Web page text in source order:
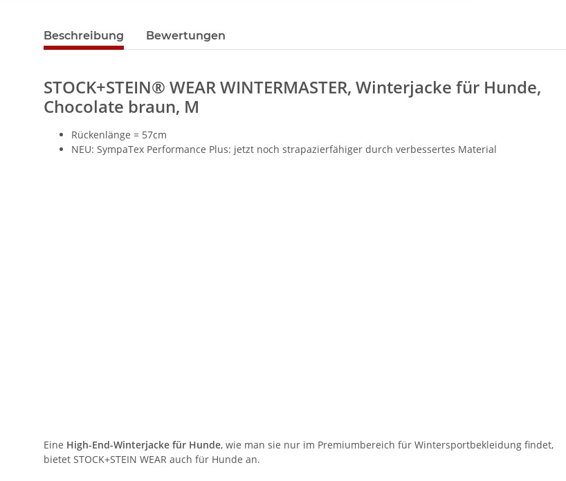
Beschreibung Bewertungen
STOCK+STEIN® WEAR WINTERMASTER, Winterjacke für Hunde,
Chocolate braun, M
Rückenlänge = 57cm
NEU: SympaTex Performance Plus: jetzt noch strapazierfähiger durch verbessertes Material
Eine High-End-Winterjacke für Hunde, wie man sie nur im Premiumbereich für Wintersportbekleidung findet,
bietet STOCK+STEIN WEAR auch für Hunde an.